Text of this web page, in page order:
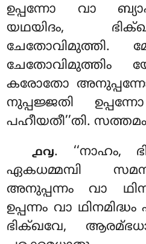
ഉപ്പന്നോ വാ
യഥയിദം,
ചേതോവിമുത്തി.
ചേതോവിമുത്തിം
കരോതോ
നുപ്പജ്ജതി
പഹീയതീ’’തി.
൧൮. ‘‘നാഹം,
ഏകധമ്മമ്പി
അനുപ്പന്നം വാ
ഉപ്പന്നം വാ
ഭിക്ഖവേ,